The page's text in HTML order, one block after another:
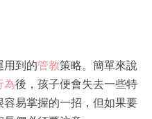
用到的管教策略。簡單來說
為後，孩子便會失去一些特
易掌握的一招，但如果要